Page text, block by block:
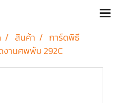
สินค้า
การ์ดพิธี
งานศพพับ 292C